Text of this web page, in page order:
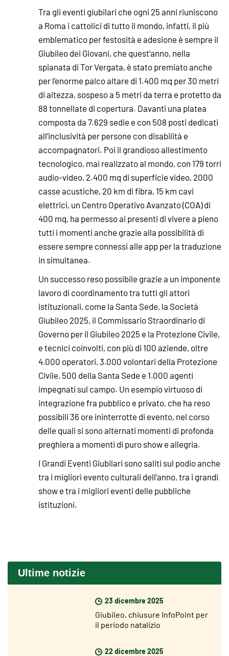
Tra gli eventi giubilari che ogni 25 anni riuniscono
a Roma i cattolici di tutto il mondo, infatti, il più
emblematico per festosità e adesione è sempre il
Giubileo dei Giovani, che quest’anno, nella
spianata di Tor Vergata, è stato premiato anche
per l’enorme palco altare di 1.400 mq per 30 metri
di altezza, sospeso a 5 metri da terra e protetto da
88 tonnellate di copertura. Davanti una platea
composta da 7.629 sedie e con 508 posti dedicati
all’inclusività per persone con disabilità e
accompagnatori. Poi il grandioso allestimento
tecnologico, mai realizzato al mondo, con 179 torri
audio-video, 2.400 mq di superficie video, 2000
casse acustiche, 20 km di fibra, 15 km cavi
elettrici, un Centro Operativo Avanzato (COA) di
400 mq, ha permesso ai presenti di vivere a pieno
tutti i momenti anche grazie alla possibilità di
essere sempre connessi alle app per la traduzione
in simultanea.
Un successo reso possibile grazie a un imponente
lavoro di coordinamento tra tutti gli attori
istituzionali, come la Santa Sede, la Società
Giubileo 2025, il Commissario Straordinario di
Governo per il Giubileo 2025 e la Protezione Civile,
e tecnici coinvolti, con più di 100 aziende, oltre
4.000 operatori, 3.000 volontari della Protezione
Civile, 500 della Santa Sede e 1.000 agenti
impegnati sul campo. Un esempio virtuoso di
integrazione fra pubblico e privato, che ha reso
possibili 36 ore ininterrotte di evento, nel corso
delle quali si sono alternati momenti di profonda
preghiera a momenti di puro show e allegria.
I Grandi Eventi Giubilari sono saliti sul podio anche
tra i migliori evento culturali dell’anno, tra i grandi
show e tra i migliori eventi delle pubbliche
istituzioni.
Ultime notizie
23 dicembre 2025
Giubileo, chiusure InfoPoint per
il periodo natalizio
22 dicembre 2025